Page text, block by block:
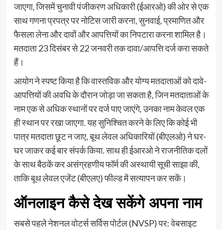
जाएगा, जिसमें चुनावी पंजीकरण अधिकारी (ईआरओ) की ओर से एक
साथ गणना प्रपत्र पर नोटिस जारी करना, सुनवाई, प्रमाणित और
फैसला लेना और दावों और आपत्तियों का निपटारा करना शामिल है।
मतदाता 23 दिसंबर से 22 जनवरी तक दावा/आपत्ति दर्ज करा सकते
हैं।
आयोग ने स्पष्ट किया है कि वास्तविक और योग्य मतदाताओं को दावे-
आपत्तियों की अवधि के दौरान जोड़ा जा सकता है, जिन मतदाताओं के
नाम एक से अधिक स्थानों पर दर्ज पाए जाएंगे, उनका नाम केवल एक
ही स्थान पर रखा जाएगा. यह सुनिश्चित करने के लिए कि कोई भी
पात्र मतदाता छूट न जाए, बूथ लेवल अधिकारियों (बीएलओ) ने घर-
घर जाकर कई बार संपर्क किया. साथ ही ईआरओ ने राजनीतिक दलों
के साथ बैठकें कर असंग्रहणीय फॉर्म की अस्थायी सूची साझा की,
ताकि बूथ लेवल एजेंट (बीएलए) फील्ड में सत्यापन कर सकें।
ऑनलाइन कैसे देख सकेंगे अपना नाम
सबसे पहले नेशनल वोटर्स सर्विस पोर्टल (NVSP) पर: वेबसाइट